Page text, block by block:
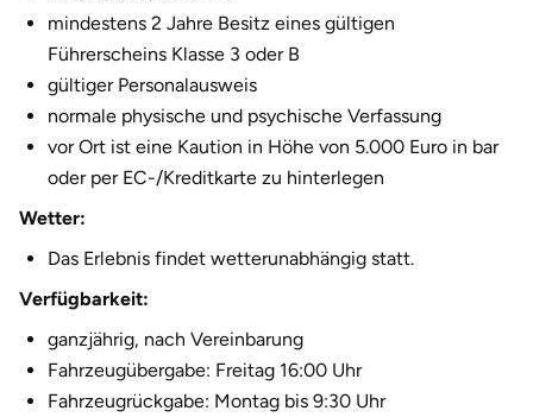
mindestens 2 Jahre Besitz eines gültigen
Führerscheins Klasse 3 oder B
gültiger Personalausweis
normale physische und psychische Verfassung
vor Ort ist eine Kaution in Höhe von 5.000 Euro in bar
oder per EC-/Kreditkarte zu hinterlegen
Wetter:
Das Erlebnis findet wetterunabhängig statt.
Verfügbarkeit:
ganzjährig, nach Vereinbarung
Fahrzeugübergabe: Freitag 16:00 Uhr
Fahrzeugrückgabe: Montag bis 9:30 Uhr
Hanau
Hannover
Haßfurt
Heidelberg
Heilbronn
Heldburg